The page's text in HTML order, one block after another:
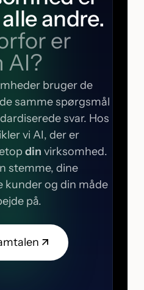
andre.
er
AI?
bruger de
samme spørgsmål
svar. Hos
vi AI, der er
din virksomhed.
stemme, dine
kunder og din måde
på.